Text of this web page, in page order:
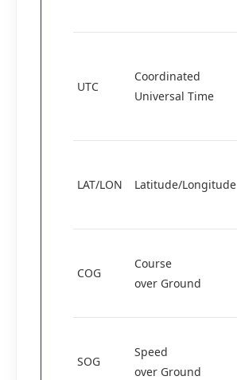
UTC
Coordinated
Universal Time
LAT/LON Latitude/Longitude
COG
Course
over Ground
SOG
Speed
over Ground